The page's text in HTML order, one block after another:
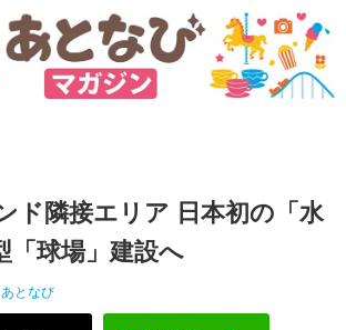
ド隣接エリア 日本初の「水
「球場」建設へ
あとなび